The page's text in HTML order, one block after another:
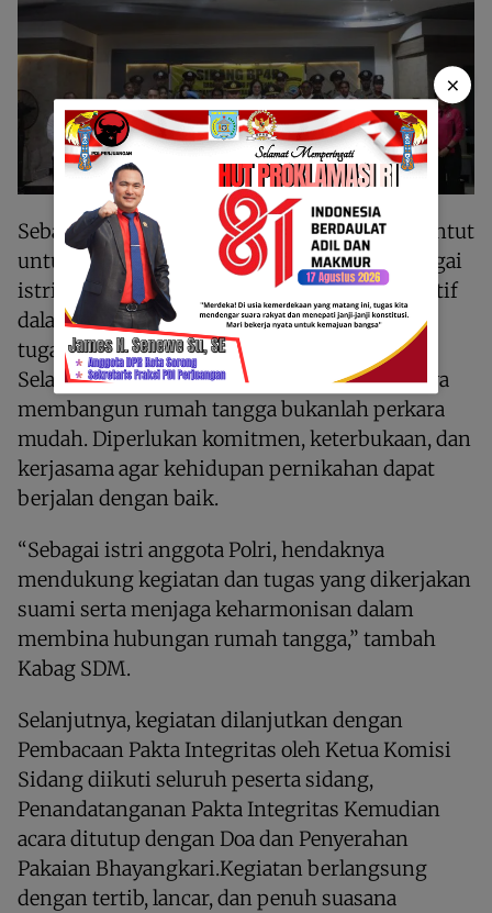
Sebagai istri anggota Polri, Bhayangkari dituntut
untuk menjalankan peran ganda. Selain sebagai
istri dan ibu rumah tangga, juga berperan aktif
dalam membantu suami dalam pelaksanaan
tugas kepolisian.Kabag SDM Polres Sorong
Selatan AKP Ahsar juga menambahkan bahwa
membangun rumah tangga bukanlah perkara
mudah. Diperlukan komitmen, keterbukaan, dan
kerjasama agar kehidupan pernikahan dapat
berjalan dengan baik.
“Sebagai istri anggota Polri, hendaknya
mendukung kegiatan dan tugas yang dikerjakan
suami serta menjaga keharmonisan dalam
membina hubungan rumah tangga,” tambah
Kabag SDM.
Selanjutnya, kegiatan dilanjutkan dengan
Pembacaan Pakta Integritas oleh Ketua Komisi
Sidang diikuti seluruh peserta sidang,
Penandatanganan Pakta Integritas Kemudian
acara ditutup dengan Doa dan Penyerahan
Pakaian Bhayangkari.Kegiatan berlangsung
dengan tertib, lancar, dan penuh suasana
×